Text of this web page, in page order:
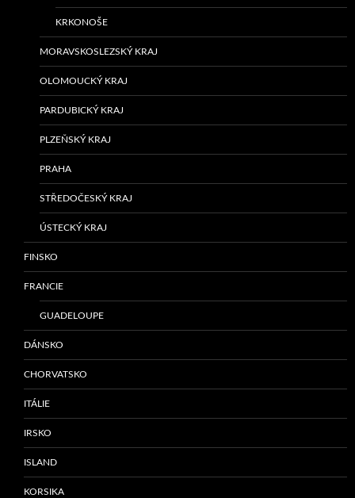
KRKONOŠE
MORAVSKOSLEZSKÝ KRAJ
OLOMOUCKÝ KRAJ
PARDUBICKÝ KRAJ
PLZEŇSKÝ KRAJ
PRAHA
STŘEDOČESKÝ KRAJ
ÚSTECKÝ KRAJ
FINSKO
FRANCIE
GUADELOUPE
DÁNSKO
CHORVATSKO
ITÁLIE
IRSKO
ISLAND
KORSIKA